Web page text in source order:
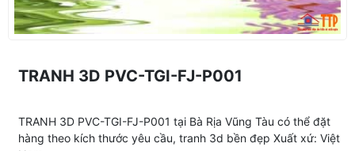
TRANH 3D PVC-TGI-FJ-P001
TRANH 3D PVC-TGI-FJ-P001 tại Bà Rịa Vũng Tàu có thể đặt
hàng theo kích thước yêu cầu, tranh 3d bền đẹp Xuất xứ: Việt